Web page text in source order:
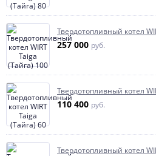
Твердотопливный котел
257 000 руб.
Твердотопливный котел
110 400 руб.
Твердотопливный котел